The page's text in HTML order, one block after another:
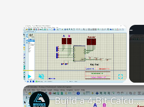
×
Play Unmute
Build a 4-Bit Calculator Using Logic Gates